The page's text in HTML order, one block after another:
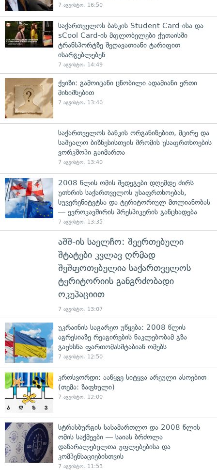
7 აგვისტო, 16:50
საქართველოს ბანკის Student Card-ისა და
sCool Card-ის მფლობელები ქუთაისში
ტრანსპორტზე შეღავათიანი ტარიფით
ისარგებლებენ
7 აგვისტო, 14:49
ქვიზი: გამოიცანი ცნობილი ადამიანი ერთი
მინიშნებით
7 აგვისტო, 13:40
საქართველოს ბანკის ორგანიზებით, მცირე და
საშუალო ბიზნესისთვის შრომის უსაფრთხოების
ვორკშოპი გაიმართა
7 აგვისტო, 13:40
2008 წლის ომის შედეგები დღემდე ძირს
უთხრის საქართველოს უსაფრთხოებას,
სუვერენიტეტსა და ტერიტორიულ მთლიანობას
— ევროკავშირის პრესპიკერის განცხადება
7 აგვისტო, 13:35
აშშ-ის საელჩო: შეერთებული
შტატები კვლავ ღრმად
შეშფოთებულია საქართველოს
ტერიტორიის განგრძობადი
ოკუპაციით
7 აგვისტო, 13:07
უკრაინის საგარეო უწყება: 2008 წლის
აგრესიაზე რეაგირების ნაკლებობამ გზა
გაუხსნა ფართომასშტაბიან ომებს
7 აგვისტო, 12:50
კროსვორდი: ააწყვე სიტყვა არეული ასოებით
(თემა: ზაფხული)
7 აგვისტო, 12:00
სტრასბურგის სასამართლო და 2008 წლის
ომის საქმეები — საიას ბრძოლა
დაზარალებულთა უფლებებისა და
კომპენსაციებისთვის
7 აგვისტო, 11:53